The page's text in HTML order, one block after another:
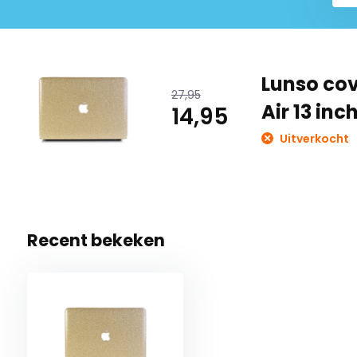
27,95
14,95
Lunso
Air 13
Uitverkocht
Recent bekeken